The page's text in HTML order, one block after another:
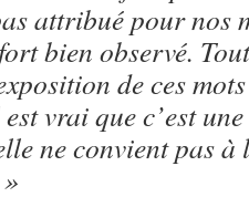
attribué pour nos
bien observé.
de ces
vrai que c’est une
ne convient pas à